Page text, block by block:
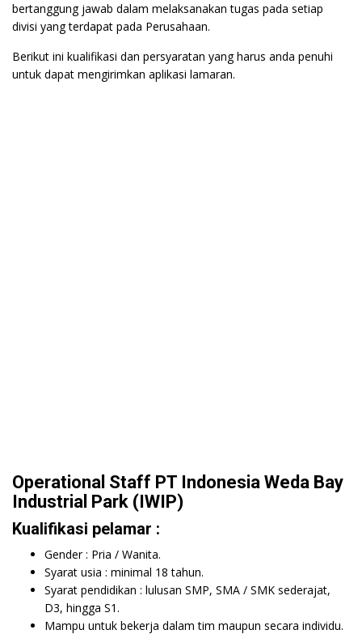
bertanggung jawab dalam melaksanakan tugas pada setiap
divisi yang terdapat pada Perusahaan.
Berikut ini kualifikasi dan persyaratan yang harus anda penuhi
untuk dapat mengirimkan aplikasi lamaran.
Operational Staff PT Indonesia Weda Bay
Industrial Park (IWIP)
Kualifikasi pelamar :
Gender : Pria / Wanita.
Syarat usia : minimal 18 tahun.
Syarat pendidikan : lulusan SMP, SMA / SMK sederajat,
D3, hingga S1.
Mampu untuk bekerja dalam tim maupun secara individu.